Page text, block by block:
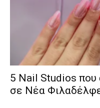
5 Nail Studios που
σε Νέα